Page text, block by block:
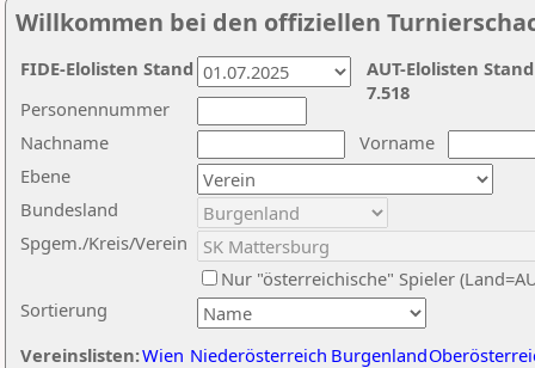
Willkommen bei den offiziellen
Nachname
Vorname
Ebene
Sortierung
Personennummer
Bundesland
Spgem./Kreis/Verein
Nur "österreichische" Spieler
Vereinslisten:Wien Niederösterreich Burgenland
AUT-Elolisten
7.518
FIDE-Elolisten Stand